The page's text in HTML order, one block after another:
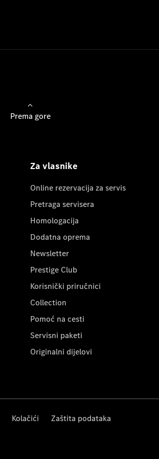
Prema gore
Za vlasnike
Online rezervacija za servis
Pretraga servisera
Homologacija
Dodatna oprema
Newsletter
Prestige Club
Korisnički priručnici
Collection
Pomoć na cesti
Servisni paketi
Originalni dijelovi
Kolačići Zaštita podataka